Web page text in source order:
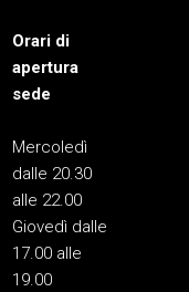
Orari di
apertura
sede
Mercoledì
dalle 20.30
alle 22.00
Giovedì dalle
17.00 alle
19.00